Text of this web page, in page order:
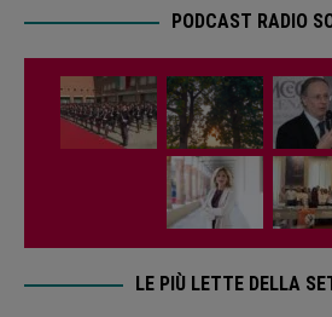
PODCAST RADIO
LE PIÙ LETTE DELLA